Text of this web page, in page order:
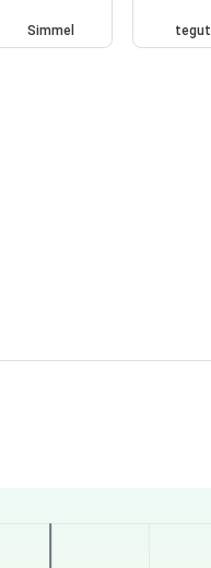
Simmel tegut